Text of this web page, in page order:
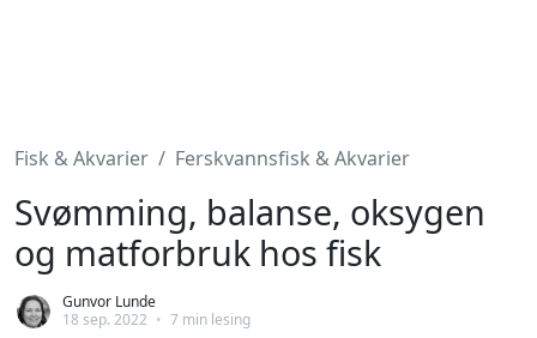
Fisk & Akvarier Ferskvannsfisk & Akvarier
Svømming, balanse, oksygen
og matforbruk hos fisk
Gunvor Lunde
18 sep. 2022 • 7 min lesing